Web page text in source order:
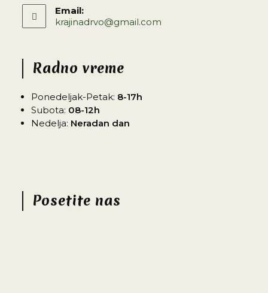
Email:
krajinadrvo@gmail.com
Radno vreme
Ponedeljak-Petak: 8-17h
Subota: 08-12h
Nedelja: Neradan dan
Posetite nas